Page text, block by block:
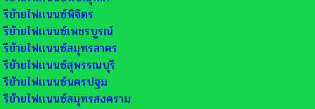
รีย้ายไฟเเนนซ์พิจิตร
รีย้ายไฟเเนนซ์เพชรบูรณ์
รีย้ายไฟเเนนซ์สมุทรสาคร
รีย้ายไฟเเนนซ์สุพรรณบุรี
รีย้ายไฟเเนนซ์นครปฐม
รีย้ายไฟเเนนซ์สมุทรสงคราม